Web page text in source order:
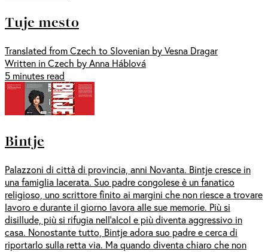
Tuje mesto
Translated from Czech to Slovenian by Vesna Dragar
Written in Czech by Anna Háblová
5 minutes read
Bintje
Palazzoni di città di provincia, anni Novanta. Bintje cresce in
una famiglia lacerata. Suo padre congolese è un fanatico
religioso, uno scrittore finito ai margini che non riesce a trovare
lavoro e durante il giorno lavora alle sue memorie. Più si
disillude, più si rifugia nell’alcol e più diventa aggressivo in
casa. Nonostante tutto, Bintje adora suo padre e cerca di
riportarlo sulla retta via. Ma quando diventa chiaro che non